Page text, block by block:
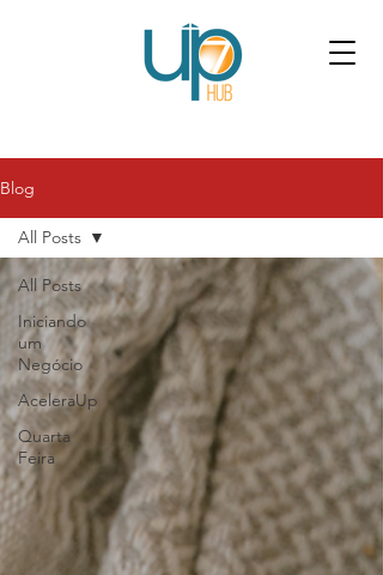
Blog
All Posts
Iniciando
um
Negócio
AceleraUp
Quarta
Feira
All Posts